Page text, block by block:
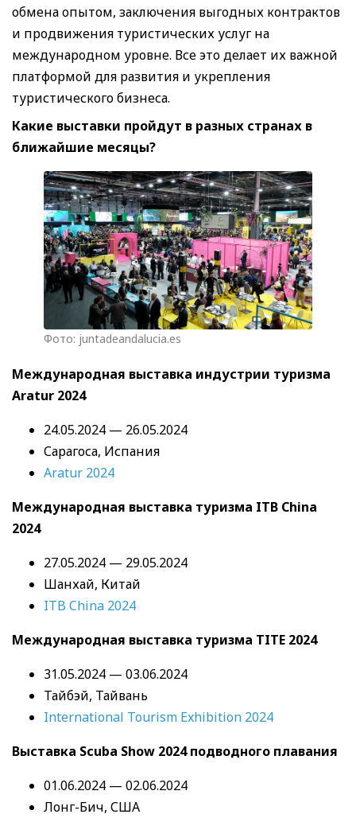
обмена опытом, заключения выгодных контрактов
и продвижения туристических услуг на
международном уровне. Все это делает их важной
платформой для развития и укрепления
туристического бизнеса.
Какие выставки пройдут в разных странах в
ближайшие месяцы?
Фото: juntadeandalucia.es
Международная выставка индустрии туризма
Aratur 2024
24.05.2024 — 26.05.2024
Сарагоса, Испания
Aratur 2024
Международная выставка туризма ITB China
2024
27.05.2024 — 29.05.2024
Шанхай, Китай
ITB China 2024
Международная выставка туризма TITE 2024
31.05.2024 — 03.06.2024
Тайбэй, Тайвань
International Tourism Exhibition 2024
Выставка Scuba Show 2024 подводного плавания
01.06.2024 — 02.06.2024
Лонг-Бич, США